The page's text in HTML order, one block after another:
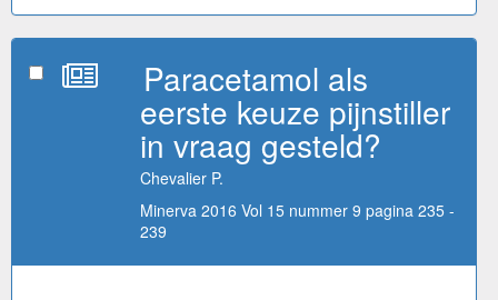
Paracetamol als
eerste keuze pijnstiller
in vraag gesteld?
Chevalier P.
Minerva 2016 Vol 15 nummer 9 pagina 235 -
239